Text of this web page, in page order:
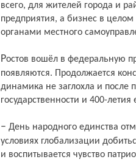
всего, для жителей города и
предприятия, а бизнес в
органами местного
Ростов вошёл в федеральную программу поддержки моногородов. Первые плоды уже
появляются. Продолжается
динамика не заглохла и после
государственности и 400-
– День народного единства отметят не только в столицах, но и в провинции. Как в
условиях глобализации
и воспитывается чувство